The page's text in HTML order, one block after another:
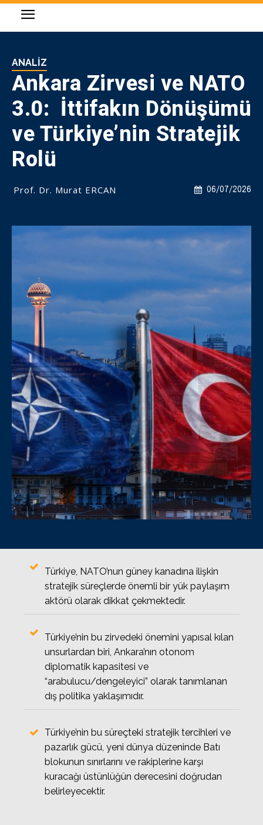
ANALIZ
Ankara Zirvesi ve NATO
3.0: İttifakın Dönüşümü
ve Türkiye’nin Stratejik
Rolü
06/07/2026
Prof. Dr. Murat ERCAN
Türkiye, NATO’nun güney kanadına ilişkin
stratejik süreçlerde önemli bir yük paylaşım
aktörü olarak dikkat çekmektedir.
Türkiye’nin bu zirvedeki önemini yapısal kılan
unsurlardan biri, Ankara’nın otonom
diplomatik kapasitesi ve
“arabulucu/dengeleyici” olarak tanımlanan
dış politika yaklaşımıdır.
Türkiye’nin bu süreçteki stratejik tercihleri ve
pazarlık gücü, yeni dünya düzeninde Batı
blokunun sınırlarını ve rakiplerine karşı
kuracağı üstünlüğün derecesini doğrudan
belirleyecektir.